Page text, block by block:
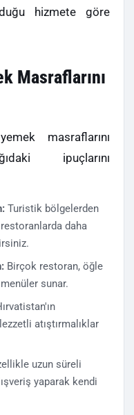
hizmete göre
Masraflarını
masraflarını
ipuçlarını
Turistik bölgelerden
daha
Birçok restoran, öğle
sunar.
atıştırmalıklar
uzun süreli
yaparak kendi